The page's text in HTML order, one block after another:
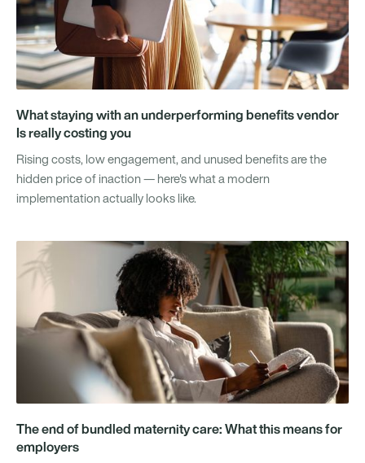
What staying with an underperforming benefits vendor
Is really costing you
Rising costs, low engagement, and unused benefits are the
hidden price of inaction — here's what a modern
implementation actually looks like.
The end of bundled maternity care: What this means for
employers